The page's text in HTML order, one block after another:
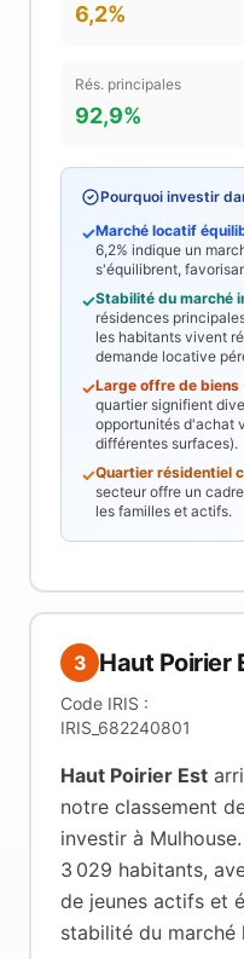
6,2%
Rés. principales
92,9%
Pourquoi investir
✓Marché locatif
6,2% indique un
s'équilibrent,
✓Stabilité du marché
résidences
les habitants vivent
demande locative
✓Large offre de biens
quartier signifient
opportunités d'achat
différentes surfaces).
✓Quartier résidentiel
secteur offre un
les familles et actifs.
3 Haut Poirier
Code IRIS :
IRIS_682240801
Haut Poirier Est
notre classement
investir à Mulhouse.
3 029 habitants,
de jeunes actifs et
stabilité du marché